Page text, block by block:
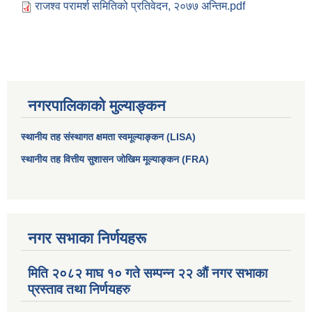
राजश्व परामर्श समितिको प्रतिवेदन, २०७७ अन्तिम.pdf
नगरपालिकाको मुल्याङ्कन
स्थानीय तह संस्थागत क्षमता स्वमूल्याङ्कन (LISA)
स्थानीय तह वित्तीय सुशासन जोखिम मूल्याङ्कन (FRA)
नगर सभाका निर्णयहरू
मिति २०८२ माघ १० गते सम्पन्न २२ औं नगर सभाका
प्रस्ताव तथा निर्णयहरु